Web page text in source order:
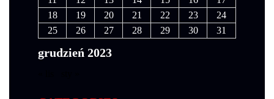
grudzień 2023
18
19 20 21 22 23
24
25
26 27 28 29 30 31